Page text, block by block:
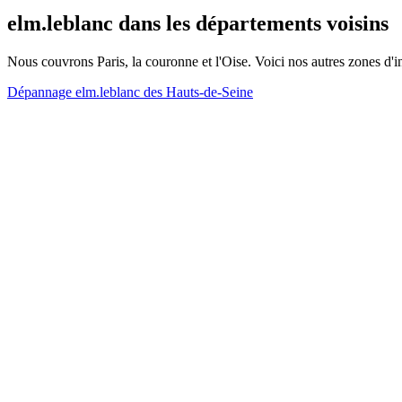
elm.leblanc dans les départements voisins
Nous couvrons Paris, la couronne et l'Oise. Voici nos autres zones
Dépannage elm.leblanc des Hauts-de-Seine